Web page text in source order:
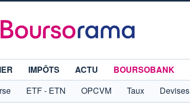
IMPÔTS ACTU
BOURSOBANK
ETF - ETN OPCVM Taux Devises